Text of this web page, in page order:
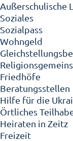
Außerschulische
Soziales
Sozialpass
Wohngeld
Friedhöfe
Beratungsstellen
Hilfe für die
Örtliches
Heiraten in Zeitz
Freizeit